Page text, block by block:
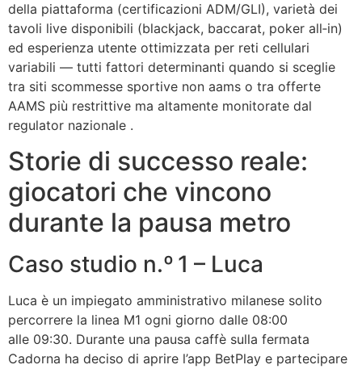
della piattaforma (certificazioni ADM/GLI), varietà dei
tavoli live disponibili (blackjack, baccarat, poker all‑in)
ed esperienza utente ottimizzata per reti cellulari
variabili — tutti fattori determinanti quando si sceglie
tra siti scommesse sportive non aams o tra offerte
AAMS più restrittive ma altamente monitorate dal
regulator nazionale .
Storie di successo reale:
giocatori che vincono
durante la pausa metro
Caso studio n.º 1 – Luca
Luca è un impiegato amministrativo milanese solito
percorrere la linea M1 ogni giorno dalle 08:00
alle 09:30. Durante una pausa caffè sulla fermata
Cadorna ha deciso di aprire l’app BetPlay e partecipare